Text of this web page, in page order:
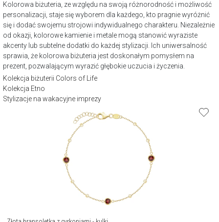
Kolorowa biżuteria, ze względu na swoją różnorodność i możliwość
personalizacji, staje się wyborem dla każdego, kto pragnie wyróżnić
się i dodać swojemu strojowi indywidualnego charakteru. Niezależnie
od okazji, kolorowe kamienie i metale mogą stanowić wyraziste
akcenty lub subtelne dodatki do każdej stylizacji. Ich uniwersalność
sprawia, że kolorowa biżuteria jest doskonałym pomysłem na
prezent, pozwalającym wyrazić głębokie uczucia i życzenia.
Kolekcja biżuterii Colors of Life
Kolekcja Etno
Stylizacje na wakacyjne imprezy